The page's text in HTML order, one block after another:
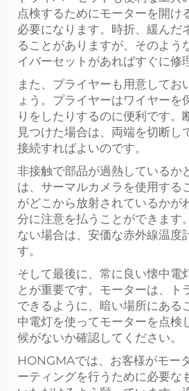
点検するためにモーターを開け
必要になります。時折、緩んだ
ることがありますが、そのよう
イバーセットがあればすぐに修
また、プライヤーも用意してお
ょう。プライヤーはワイヤーを
りをしたりするのに便利です。
見つけた場合は、両端を切断し
接続すればよいのです。
非接触で部品が過熱しているか
は、サーマルカメラを使用する
がどこから放射されているかが
分に注意を払うことができます
ない場合は、安価な赤外線温度
す。
そして最後に、常に良い懐中電
とが重要です。モーターは、ト
できるように、暗い場所にある
中電灯を使ってモーターを点検
候がないか確認してください。
HONGMAでは、お客様がモー
ーティングを行うために必要な